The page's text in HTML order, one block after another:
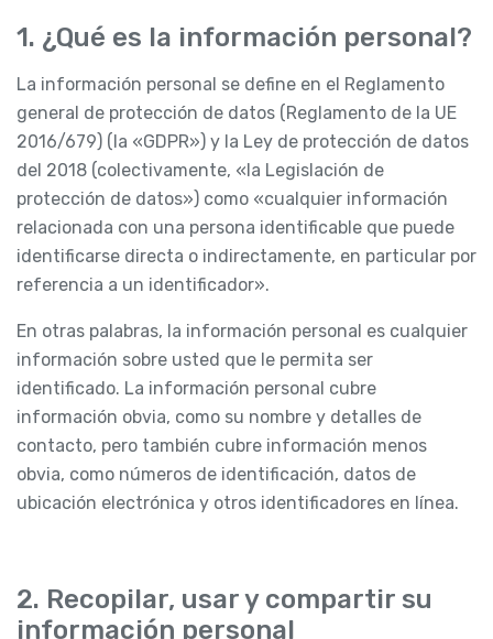
1. ¿Qué es la información personal?
La información personal se define en el Reglamento
general de protección de datos (Reglamento de la UE
2016/679) (la «GDPR») y la Ley de protección de datos
del 2018 (colectivamente, «la Legislación de
protección de datos») como «cualquier información
relacionada con una persona identificable que puede
identificarse directa o indirectamente, en particular por
referencia a un identificador».
En otras palabras, la información personal es cualquier
información sobre usted que le permita ser
identificado. La información personal cubre
información obvia, como su nombre y detalles de
contacto, pero también cubre información menos
obvia, como números de identificación, datos de
ubicación electrónica y otros identificadores en línea.
2. Recopilar, usar y compartir su
información personal